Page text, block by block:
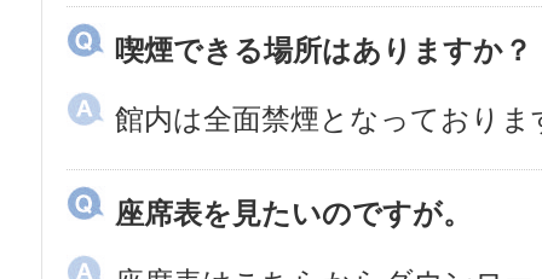
喫煙できる場所はありますか？
館内は全面禁煙となっており
座席表を見たいのですが。